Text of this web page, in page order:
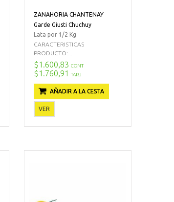
ZANAHORIA CHANTENAY
Garde Giusti Chuchuy
Lata por 1/2 Kg
CARACTERISTICAS
PRODUCTO:...
$1.600,83 CONT
$1.760,91 TARJ
AÑADIR A LA CESTA
VER